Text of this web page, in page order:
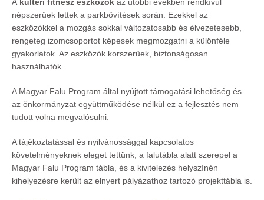
népszerűek lettek a parkbővítések során. Ezekkel az
eszközökkel a mozgás sokkal változatosabb és élvezetesebb,
rengeteg izomcsoportot képesek megmozgatni a különféle
gyakorlatok. Az eszközök korszerűek, biztonságosan
használhatók.
A Magyar Falu Program által nyújtott támogatási lehetőség és
az önkormányzat együttműködése nélkül ez a fejlesztés nem
tudott volna megvalósulni.
A tájékoztatással és nyilvánossággal kapcsolatos
követelményeknek eleget tettünk, a falutábla alatt szerepel a
Magyar Falu Program tábla, és a kivitelezés helyszínén
kihelyezésre került az elnyert pályázathoz tartozó projekttábla is.